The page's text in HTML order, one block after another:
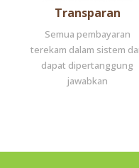
Transparan
Semua pembayaran
terekam dalam sistem
dapat dipertanggung
jawabkan